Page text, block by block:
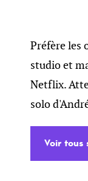
Préfère les
studio et
Netflix.
solo
Voir tous